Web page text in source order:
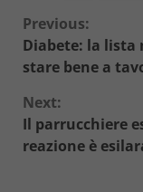
Continue
Reading
Previous:
Diabete: la lista
stare bene a
Next:
Il parrucchiere
reazione è